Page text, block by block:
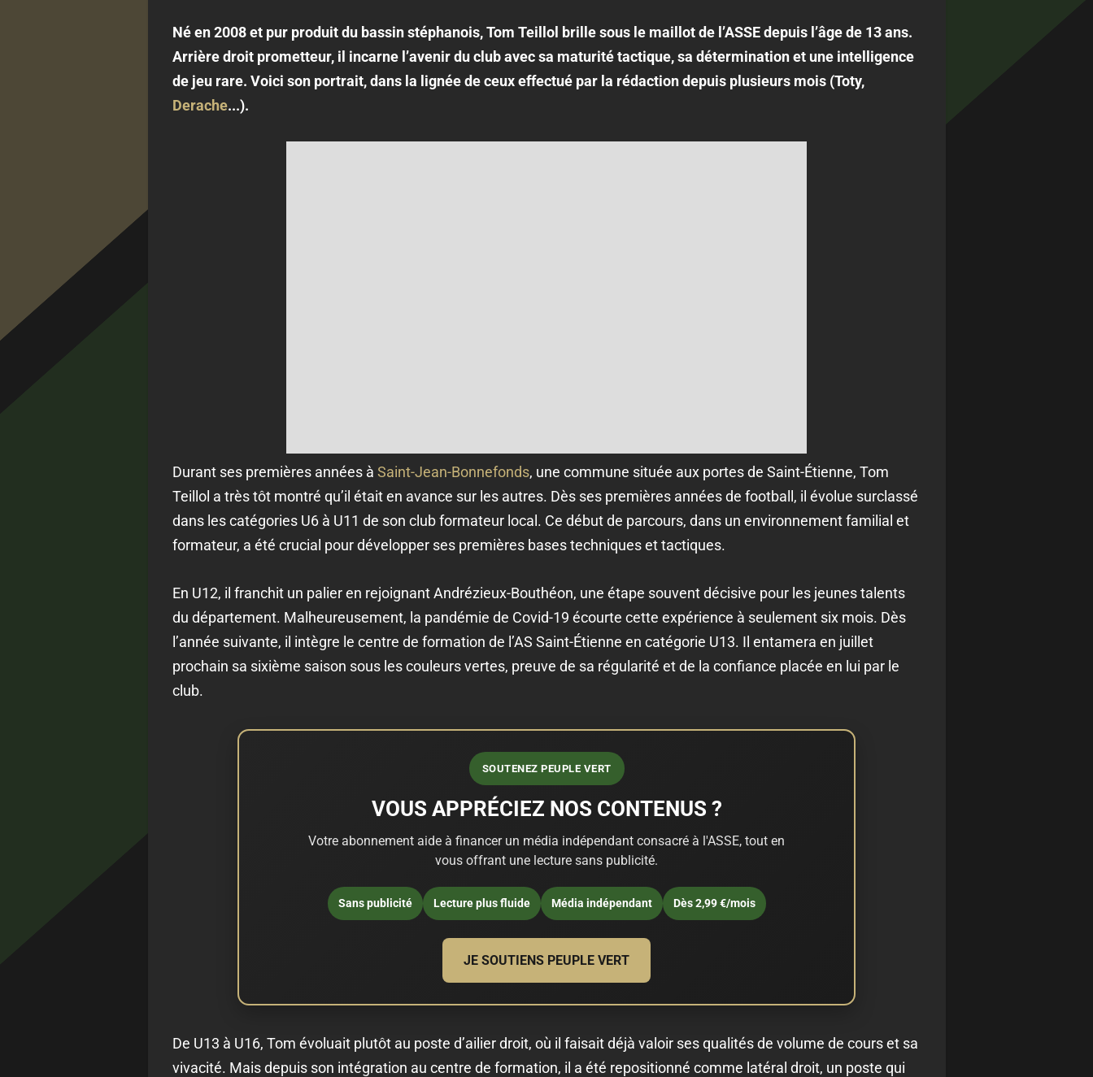
Né en 2008 et pur produit du bassin stéphanois, Tom Teillol brille sous le maillot de l’ASSE depuis l’âge de 13 ans.
Arrière droit prometteur, il incarne l’avenir du club avec sa maturité tactique, sa détermination et une intelligence
de jeu rare. Voici son portrait, dans la lignée de ceux effectué par la rédaction depuis plusieurs mois (Toty,
Derache...).
Durant ses premières années à Saint-Jean-Bonnefonds, une commune située aux portes de Saint-Étienne, Tom
Teillol a très tôt montré qu’il était en avance sur les autres. Dès ses premières années de football, il évolue surclassé
dans les catégories U6 à U11 de son club formateur local. Ce début de parcours, dans un environnement familial et
formateur, a été crucial pour développer ses premières bases techniques et tactiques.
En U12, il franchit un palier en rejoignant Andrézieux-Bouthéon, une étape souvent décisive pour les jeunes talents
du département. Malheureusement, la pandémie de Covid-19 écourte cette expérience à seulement six mois. Dès
l’année suivante, il intègre le centre de formation de l’AS Saint-Étienne en catégorie U13. Il entamera en juillet
prochain sa sixième saison sous les couleurs vertes, preuve de sa régularité et de la confiance placée en lui par le
club.
SOUTENEZ PEUPLE VERT
VOUS APPRÉCIEZ NOS CONTENUS ?
Votre abonnement aide à financer un média indépendant consacré à l'ASSE, tout en
vous offrant une lecture sans publicité.
Sans publicité Lecture plus fluide Média indépendant Dès 2,99 €/mois
JE SOUTIENS PEUPLE VERT
De U13 à U16, Tom évoluait plutôt au poste d’ailier droit, où il faisait déjà valoir ses qualités de volume de cours et sa
vivacité. Mais depuis son intégration au centre de formation, il a été repositionné comme latéral droit, un poste qui